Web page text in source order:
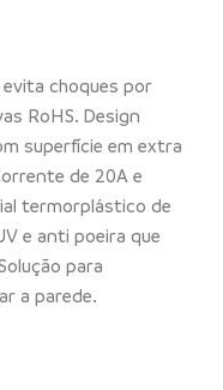
evita choques por
RoHS. Design
superfície em extra
de 20A e
termorplástico de
e anti poeira que
para
a parede.